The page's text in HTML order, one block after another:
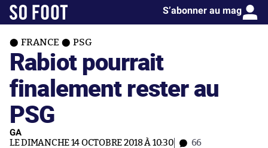
S’abonner au mag
FRANCE PSG
Rabiot pourrait
finalement rester au
PSG
GA
LE DIMANCHE 14 OCTOBRE 2018 À 10:30 66